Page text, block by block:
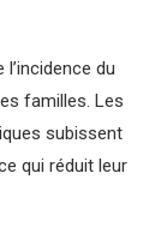
du
familles. Les
subissent
qui réduit leur